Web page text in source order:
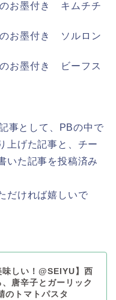
お墨付き キムチチ
お墨付き ソルロン
お墨付き ビーフス
事として、PBの中で
上げた記事と、チー
いた記事を投稿済み
だければ嬉しいで
味しい！@SEIYU】西
唐辛子とガーリック
のトマトパスタ